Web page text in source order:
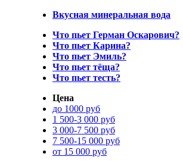
Вкусная минеральная вода
Что пьет Герман Оскарович?
Что пьет Карина?
Что пьет Эмиль?
Что пьет тёща?
Что пьет тесть?
Цена
до 1000 руб
1 500-3 000 руб
3 000-7 500 руб
7 500-15 000 руб
от 15 000 руб